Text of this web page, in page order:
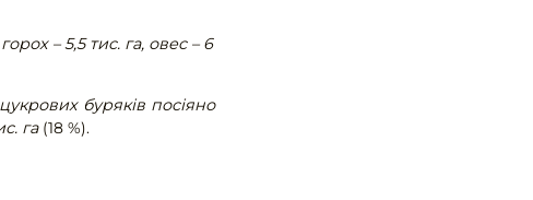
– 5,5 тис. га, овес – 6
цукрових буряків посіяно
га(18 %).